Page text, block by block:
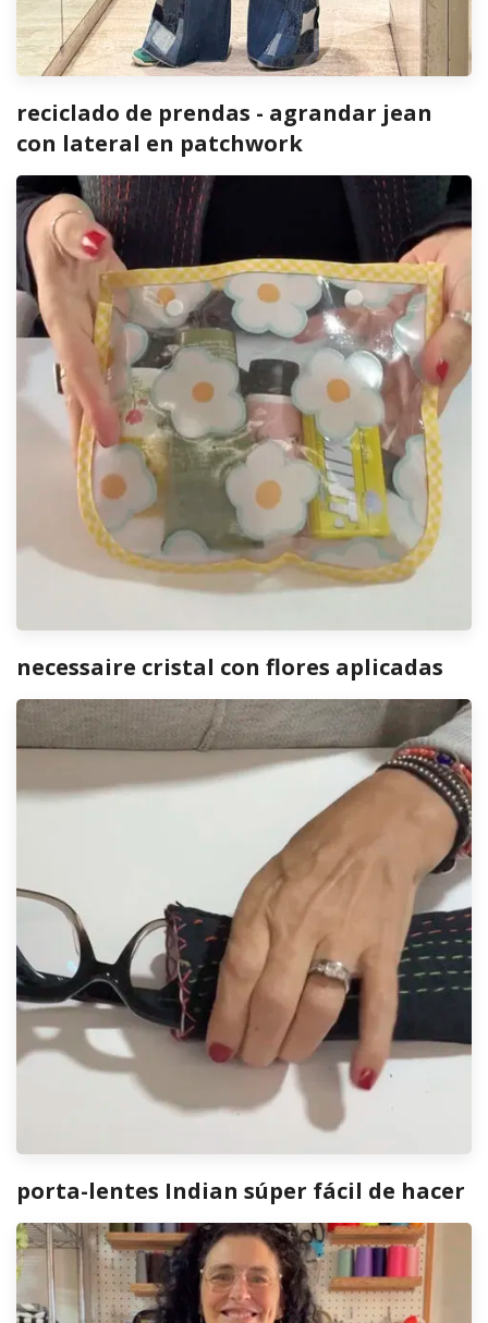
reciclado de prendas - agrandar jean
con lateral en patchwork
necessaire cristal con flores aplicadas
porta-lentes Indian súper fácil de hacer